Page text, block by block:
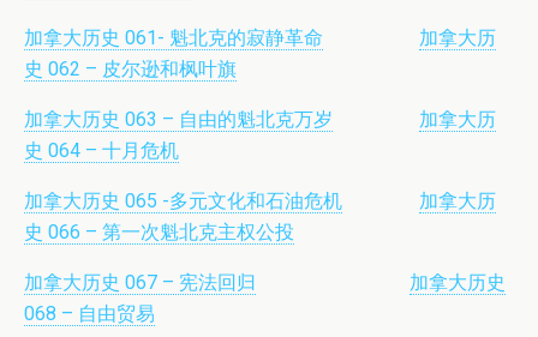
加拿大历史 061- 魁北克的寂静革命
加拿大历
史 062 – 皮尔逊和枫叶旗
加拿大历史 063 – 自由的魁北克万岁
加拿大历
史 064 – 十月危机
加拿大历史 065 -多元文化和石油危机
加拿大历
史 066 – 第一次魁北克主权公投
加拿大历史 067 – 宪法回归
加拿大历史
068 – 自由贸易